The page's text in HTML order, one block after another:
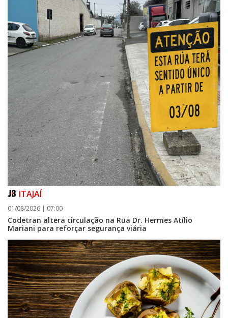
ITAJAÍ
01/08/2026 | 07:00
Codetran altera circulação na Rua Dr. Hermes Atílio
Mariani para reforçar segurança viária